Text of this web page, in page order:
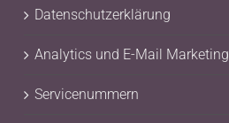
Datenschutzerklärung
Analytics und E-Mail Marketing
Servicenummern